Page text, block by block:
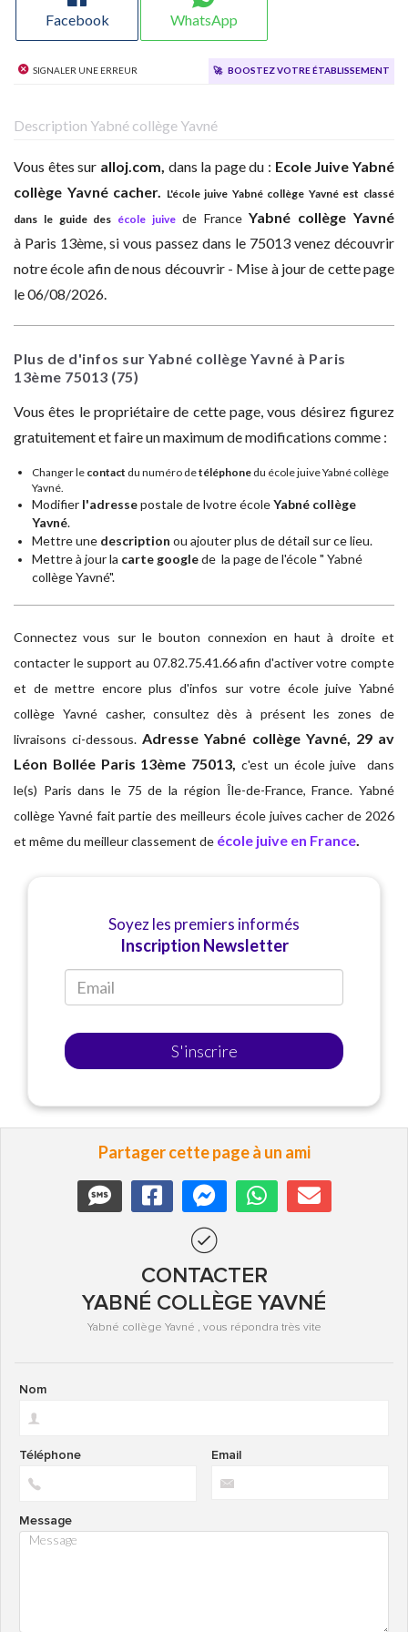
Facebook WhatsApp
Signaler une erreur 🚀 Boostez votre établissement
Description Yabné collège Yavné
Vous êtes sur alloj.com, dans la page du : Ecole JuiveYabné
collège Yavné cacher. L'école juive Yabné collège Yavné est classé
dans le guide des école juive de FranceYabné collège Yavné
à Paris 13ème, si vous passez dans le 75013 venez découvrir
notre école afin de nous découvrir - Mise à jour de cette page
le 06/08/2026.
Plus de d'infos sur Yabné collège Yavné à Paris
13ème 75013 (75)
Vous êtes le propriétaire de cette page, vous désirez figurez
gratuitement et faire un maximum de modifications comme :
Changer le contact du numéro detéléphone du école juive Yabné collège
Yavné.
Modifier l'adressepostale de lvotre écoleYabné collège
Yavné.
Mettre une description ou ajouter plus de détail sur ce lieu.
Mettre à jour la carte googlede la page de l'école " Yabné
collège Yavné".
Connectez vous sur le bouton connexion en haut à droite et
contacter le support au 07.82.75.41.66 afin d'activer votre compte
et de mettre encore plus d'infos sur votre école juive Yabné
collège Yavné casher, consultez dès à présent les zones de
livraisons ci-dessous.Adresse Yabné collège Yavné, 29 av
Léon Bollée Paris 13ème 75013, c'est un école juive dans
le(s) Paris dans le 75 de la région Île-de-France, France. Yabné
collège Yavné fait partie des meilleurs école juives cacher de 2026
et même du meilleur classement de école juive en France
Soyez les premiers informés
Inscription Newsletter
S'inscrire
Partager cette page à un ami
CONTACTER
YABNÉ COLLÈGE YAVNÉ
Yabné collège Yavné , vous répondra très vite
Nom
Email
Téléphone
Message